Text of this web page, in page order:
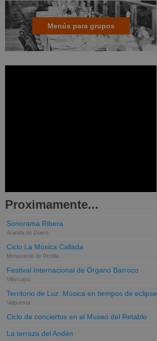
Menús para grupos
Proximamente...
Sonorama Ribera
Aranda de Duero
Ciclo La Música Callada
Monasterio de Rodilla
Festival Internacional de Órgano Barroco
Villarcayo
Territorio de Luz. Música en tiempos de eclipse
Valpuesta
Ciclo de conciertos en el Museo del Retablo
La terraza del Andén